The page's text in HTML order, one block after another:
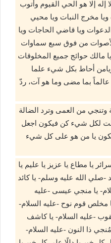
إله إلا هو الحي القيوم وأتوب
ويا مخرج النبات ويا محيي
ويا قاضي الحاجات ويا
من فوق سبع سماوات
مالك حوائج جميع المخلوقات
أحاط بكل شيء علما
بما مضى وما هو آت، ردّ
وتنجي من العمى وترد الضالة
لكل شيء كن فيكون اجعل
يا من هو على كل شيء
يا مطاع يا عزيز يا عليم يا
-صلي الله عليه وسلم- يا كائد
يا منجي عيسى -عليه
مخلص قوم نوح -عليه السلام-
-عليه السلام- يا كاشف
ذا النون -عليه السلام-